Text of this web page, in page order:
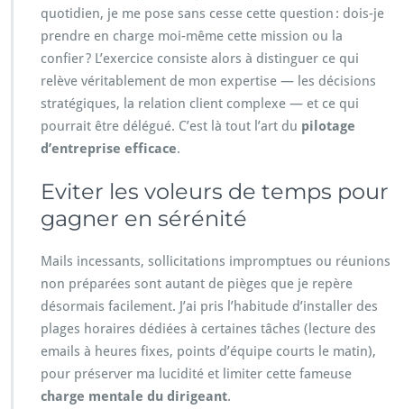
quotidien, je me pose sans cesse cette question : dois-je
prendre en charge moi-même cette mission ou la
confier ? L’exercice consiste alors à distinguer ce qui
relève véritablement de mon expertise — les décisions
stratégiques, la relation client complexe — et ce qui
pourrait être délégué. C’est là tout l’art du pilotage
d’entreprise efficace.
Eviter les voleurs de temps pour
gagner en sérénité
Mails incessants, sollicitations impromptues ou réunions
non préparées sont autant de pièges que je repère
désormais facilement. J’ai pris l’habitude d’installer des
plages horaires dédiées à certaines tâches (lecture des
emails à heures fixes, points d’équipe courts le matin),
pour préserver ma lucidité et limiter cette fameuse
charge mentale du dirigeant.